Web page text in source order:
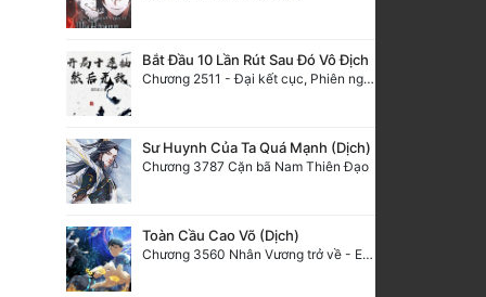
Bắt Đầu 10 Lần Rút Sau Đó Vô Địch
Chương 2511 - Đại kết cục, Phiên ngoại thiên: Chư thiên quy nhất giới, vĩnh hằng thế giới. Hết!
Sư Huynh Của Ta Quá Mạnh (Dịch)
Chương 3787 Cặn bã Nam Thiên Đạo
Toàn Cầu Cao Võ (Dịch)
Chương 3560 Nhân Vương trở về - END